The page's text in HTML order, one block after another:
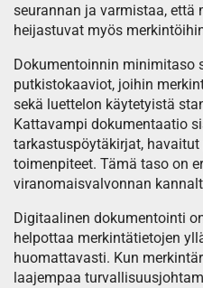
seurannan ja varmistaa, että
heijastuvat myös
Dokumentoinnin minimitaso
putkistokaaviot, joihin
sekä luettelon käytetyistä
Kattavampi dokumentaatio
tarkastuspöytäkirjat,
toimenpiteet. Tämä taso on
viranomaisvalvonnan
Digitaalinen dokumentointi
helpottaa merkintätietojen
huomattavasti. Kun
laajempaa